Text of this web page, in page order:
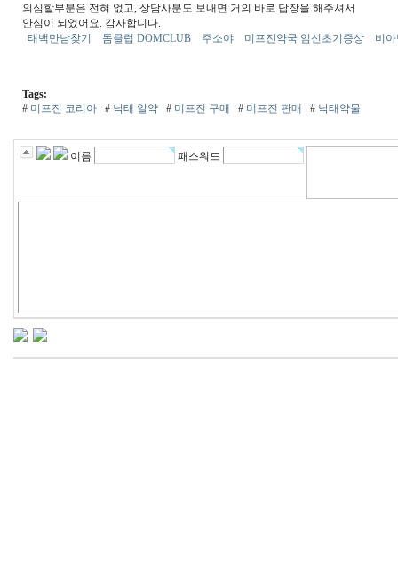
의심할부분은 전혀 없고, 상담사분도 보내면 거의 바로 답장을 해주셔서
안심이 되었어요. 감사합니다.
태백만남찾기
돔클럽 DOMCLUB 주소야 미프진약국 임신초기증상 비
Tags:
# 미프진 코리아 # 낙태 알약 # 미프진 구매 # 미프진 판매 # 낙태약물
이름 패스워드